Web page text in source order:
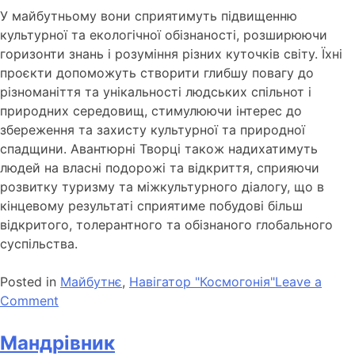
У майбутньому вони сприятимуть підвищенню
культурної та екологічної обізнаності, розширюючи
горизонти знань і розуміння різних куточків світу. Їхні
проєкти допоможуть створити глибшу повагу до
різноманіття та унікальності людських спільнот і
природних середовищ, стимулюючи інтерес до
збереження та захисту культурної та природної
спадщини. Авантюрні Творці також надихатимуть
людей на власні подорожі та відкриття, сприяючи
розвитку туризму та міжкультурного діалогу, що в
кінцевому результаті сприятиме побудові більш
відкритого, толерантного та обізнаного глобального
суспільства.
Posted in Майбутнє, Навігатор "Космогонія"Leave a
Comment
Мандрівник